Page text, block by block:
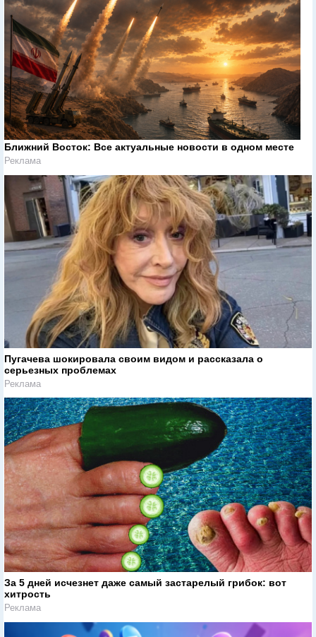
Ближний Восток: Все актуальные новости в одном месте
Реклама
Пугачева шокировала своим видом и рассказала о
серьезных проблемах
Реклама
За 5 дней исчезнет даже самый застарелый грибок: вот
хитрость
Реклама